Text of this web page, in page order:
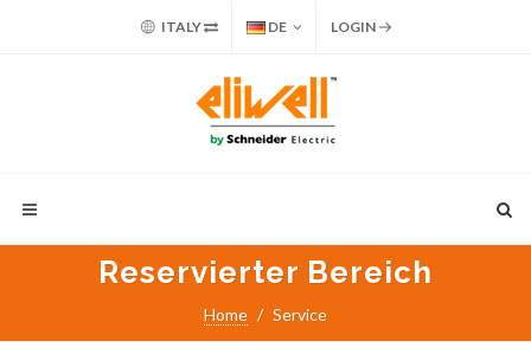
ITALY DE LOGIN
Reservierter Bereich
Home Service